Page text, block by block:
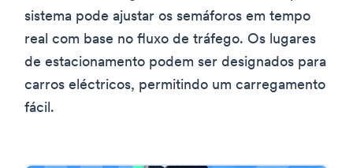
sistema pode ajustar os semáforos em tempo
real com base no fluxo de tráfego. Os lugares
de estacionamento podem ser designados para
carros eléctricos, permitindo um carregamento
fácil.